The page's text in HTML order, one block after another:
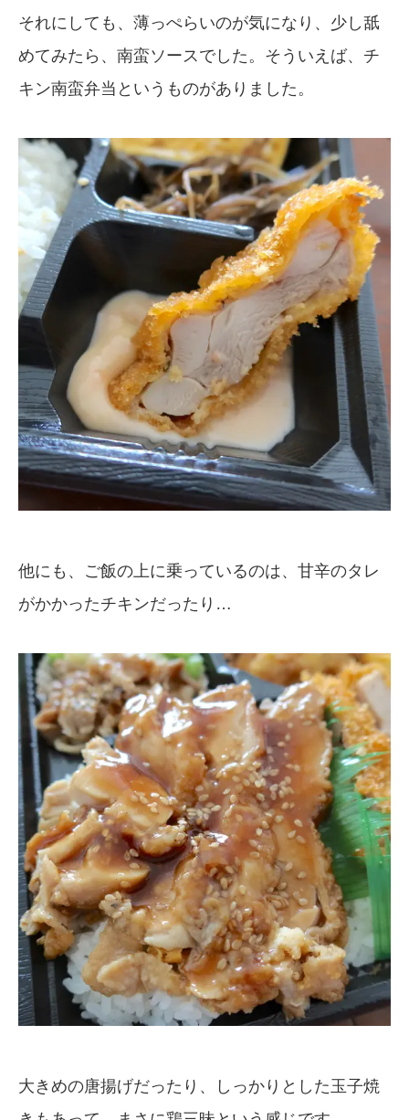
それにしても、薄っぺらいのが気になり、少し舐
めてみたら、南蛮ソースでした。そういえば、チ
キン南蛮弁当というものがありました。
他にも、ご飯の上に乗っているのは、甘辛のタレ
がかかったチキンだったり…
大きめの唐揚げだったり、しっかりとした玉子焼